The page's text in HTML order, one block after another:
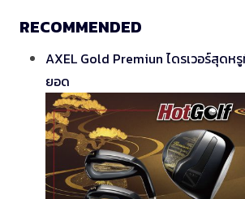
RECOMMENDED
AXEL Gold Premiun ไดรเวอร์สุดหรู
ยอด